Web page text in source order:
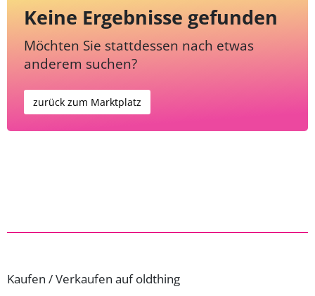
Keine Ergebnisse gefunden
Möchten Sie stattdessen nach etwas
anderem suchen?
zurück zum Marktplatz
Kaufen / Verkaufen auf oldthing